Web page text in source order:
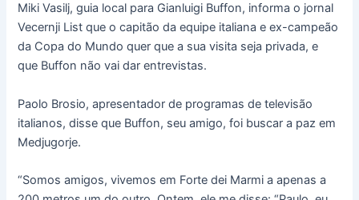
Miki Vasilj, guia local para Gianluigi Buffon, informa o jornal
Vecernji List que o capitão da equipe italiana e ex-campeão
da Copa do Mundo quer que a sua visita seja privada, e
que Buffon não vai dar entrevistas.
Paolo Brosio, apresentador de programas de televisão
italianos, disse que Buffon, seu amigo, foi buscar a paz em
Medjugorje.
“Somos amigos, vivemos em Forte dei Marmi a apenas a